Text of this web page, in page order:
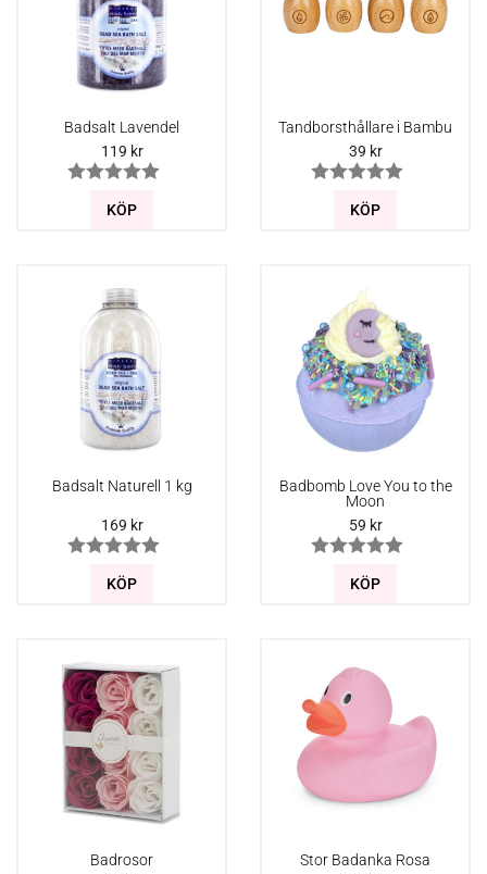
Badsalt Lavendel
119 kr
KÖP
Tandborsthållare i Bambu
39 kr
KÖP
Badsalt Naturell 1 kg
169 kr
KÖP
Badbomb Love You to the
Moon
59 kr
KÖP
Badrosor
Stor Badanka Rosa